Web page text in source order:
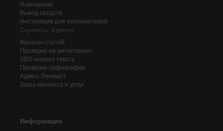
Извещения
Вывод средств
Инструкции для исполнителей
Сервисы Адвего
Магазин статей
Проверка на антиплагиат
SEO-анализ текста
Проверка орфографии
Адвего Лингвист
Заказ контента и услуг
Информация